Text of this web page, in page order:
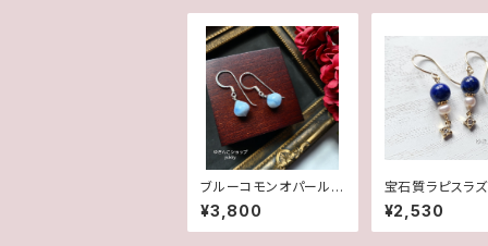
ブルーコモンオパール/
オニオンカット✽Silver
925ピアス/イヤリング
★
¥3,800
宝石質ラピスラ
✽淡水パール
アス/イヤリング
¥2,530